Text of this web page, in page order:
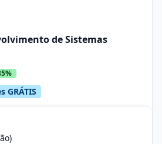
de Sistemas
GRÁTIS